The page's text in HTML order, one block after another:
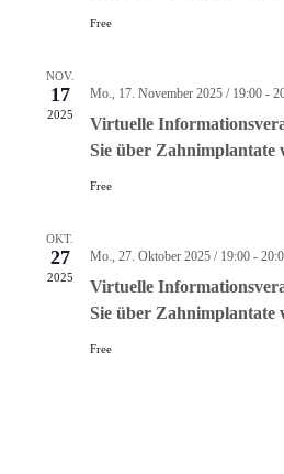
Free
NOV.
17
2025
Mo., 17. November 2025 / 19:00-
Virtuelle
Sie über Zahnimplantate
Free
OKT.
27
2025
Mo., 27. Oktober 2025 / 19:00-
Virtuelle
Sie über Zahnimplantate
Free